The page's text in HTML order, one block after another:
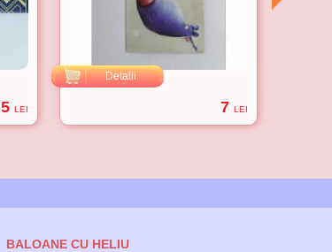
5 LEI
Detalii
7 LEI
BALOANE CU HELIU